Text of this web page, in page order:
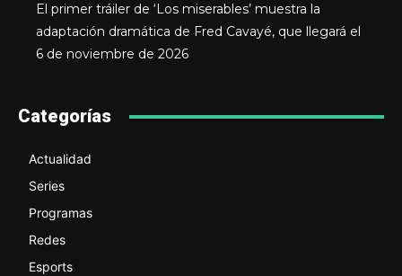
El primer tráiler de ‘Los miserables’ muestra la
adaptación dramática de Fred Cavayé, que llegará el
6 de noviembre de 2026
Categorías
Actualidad
Series
Programas
Redes
Esports